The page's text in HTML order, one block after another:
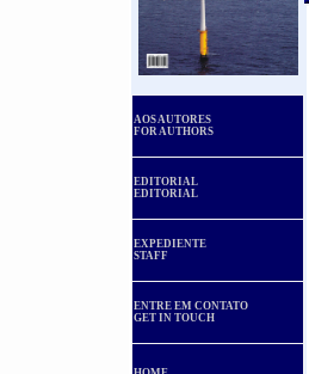
AOS AUTORES
FOR AUTHORS
EDITORIAL
EDITORIAL
EXPEDIENTE
STAFF
ENTRE EM CONTATO
GET IN TOUCH